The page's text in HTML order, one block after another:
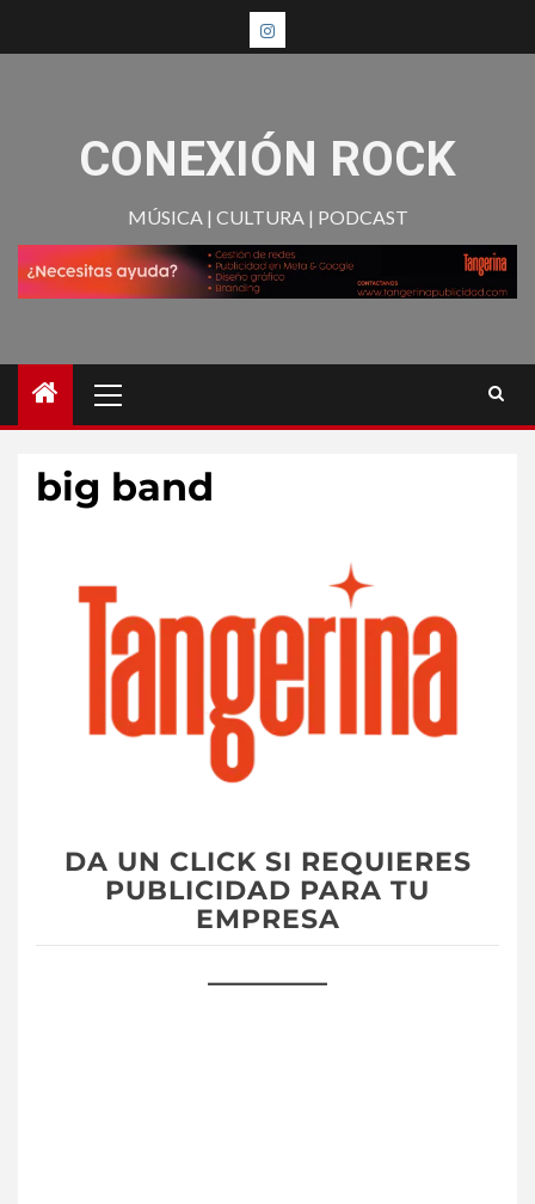
CONEXIÓN ROCK
MÚSICA | CULTURA | PODCAST
big band
DA UN CLICK SI REQUIERES
PUBLICIDAD PARA TU
EMPRESA